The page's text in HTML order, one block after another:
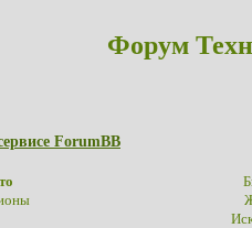
Форум
ForumBB